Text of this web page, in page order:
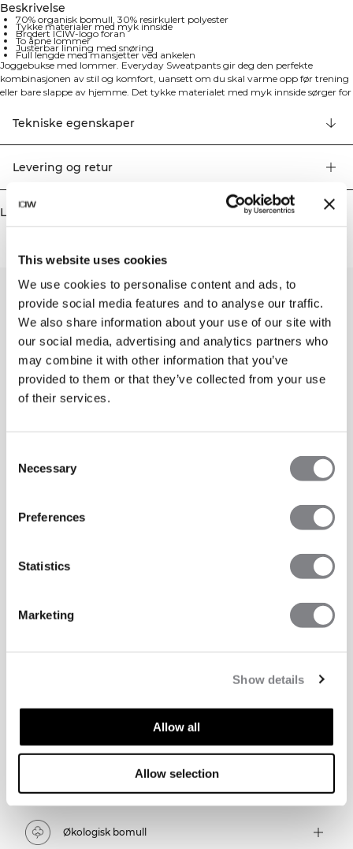
This website uses cookies
We use cookies to personalise content and ads, to
provide social media features and to analyse our traffic.
We also share information about your use of our site with
our social media, advertising and analytics partners who
may combine it with other information that you’ve
provided to them or that they’ve collected from your use
of their services.
Selection
Necessary
Preferences
Statistics
Marketing
Show details
Allow all
Allow selection
Beskrivelse
70% organisk bomull, 30% resirkulert polyester
Tykke materialer med myk innside
Brodert ICIW-logo foran
To åpne lommer
Justerbar linning med snøring
Full lengde med mansjetter ved ankelen
Joggebukse med lommer. Everyday Sweatpants gir deg den perfekte
kombinasjonen av stil og komfort, uansett om du skal varme opp før trening
eller bare slappe av hjemme. Det tykke materialet med myk innside sørger for
optimal passform. To praktiske, åpne lommer gjør denne joggebuksen både
funksjonell og stilren. Dette plagget passer perfekt for den bevisste brukeren
med sans for både design og bærekraft. 70% organisk bomull, 30% resirkulert
Tekniske egenskaper
Levering og retur
Lignende produkter
TEKNISKE EGENSKAPER
Tekniske funksjoner
Økologisk bomull